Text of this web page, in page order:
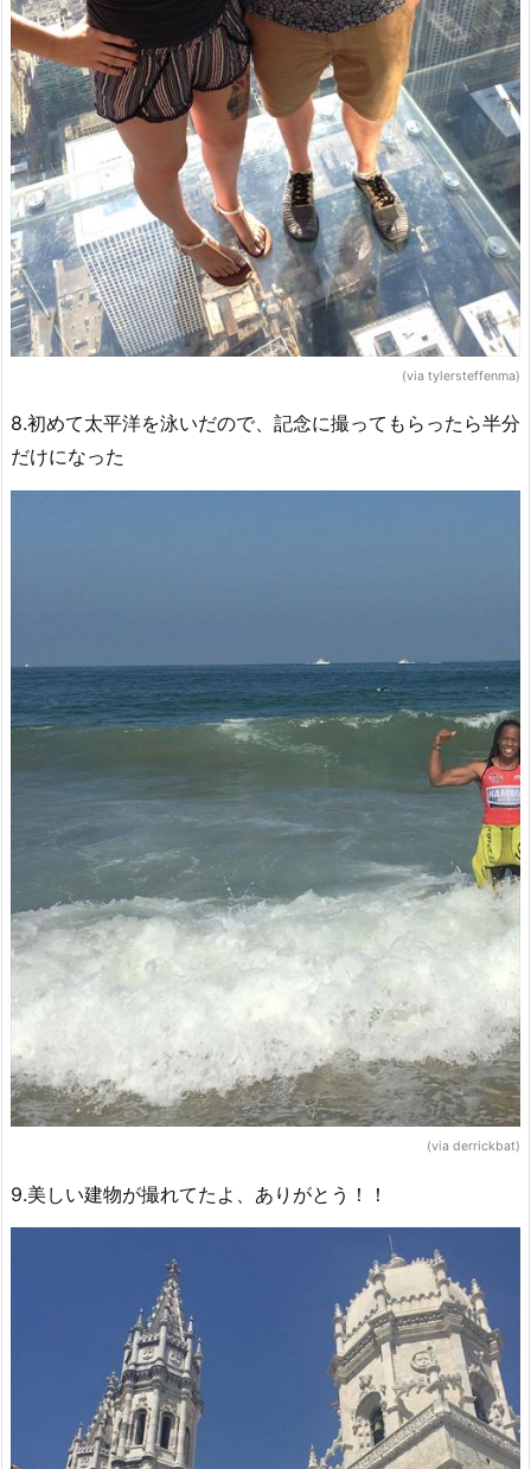
(via tylersteffenma)
8.初めて太平洋を泳いだので、記念に撮ってもらったら半分
だけになった
(via derrickbat)
9.美しい建物が撮れてたよ、ありがとう！！